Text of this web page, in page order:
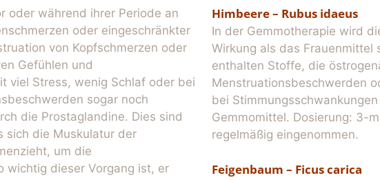
oder während ihrer Periode an
oder eingeschränkter
von Kopfschmerzen oder
Gefühlen und
viel Stress, wenig Schlaf oder bei
sogar noch
die Prostaglandine. Dies sind
sich die Muskulatur der
um die
wichtig dieser Vorgang ist, er
Himbeere – Rubus idaeus
In der Gemmotherapie wird
Wirkung als das Frauenmittel
enthalten Stoffe, die
Menstruationsbeschwerden
bei
Gemmomittel. Dosierung: 3-
regelmäßig eingenommen.
Feigenbaum – Ficus carica